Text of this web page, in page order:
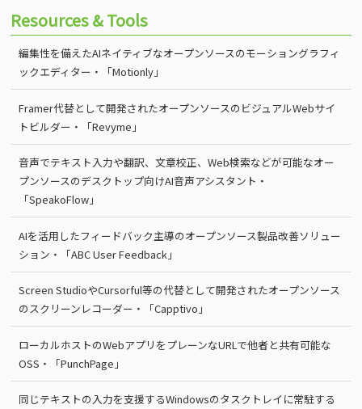
Resources & Tools
編集性を備えたAIネイティブなオープンソースのモーショングラフィ
ックエディター・「Motionly」
Framer代替として開発されたオープンソースのビジュアルWebサイ
トビルダー・「Revyme」
音声でテキスト入力や翻訳、文章校正、Web検索などが可能なオー
プンソースのデスクトップ向けAI音声アシスタント・
「SpeakoFlow」
AIを活用したフィードバック主導のオープンソース製品改善ソリュー
ション・「ABC User Feedback」
Screen StudioやCursorful等の代替として開発されたオープンソース
のスクリーンレコーダー・「Capptivo」
ローカルホストのWebアプリをプレーンなURLで他者と共有可能な
OSS・「PunchPage」
同じテキストの入力を支援するWindowsのタスクトレイに常駐する